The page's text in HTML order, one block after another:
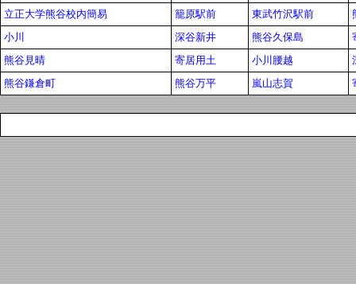
立正大学熊谷校内簡易
籠原駅前 東武竹沢駅前
小川
深谷新井 熊谷久保島
熊谷見晴
寄居用土 小川腰越
熊谷鎌倉町
熊谷万平 嵐山志賀